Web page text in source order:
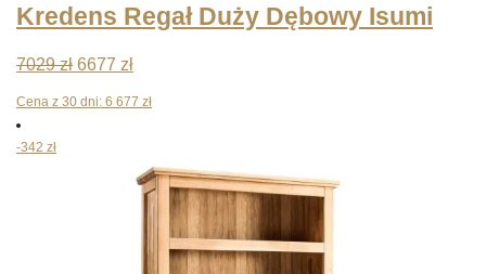
Kredens Regał Duży Dębowy Isumi
7029zł Pierwotna
cena
6677 złAktualna
cena
Cena z 30 dni: 6 677 zł
-342 zł